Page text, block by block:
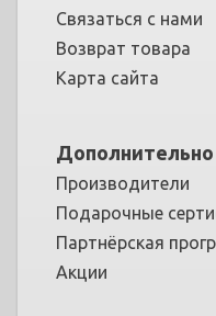
Связаться с нами
Возврат товара
Карта сайта
Дополнительно
Производители
Подарочные
Партнёрская
Акции